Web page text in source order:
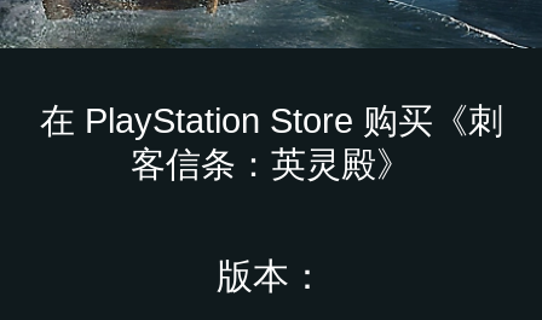
在 PlayStation Store 购买《刺
客信条：英灵殿》
版本：